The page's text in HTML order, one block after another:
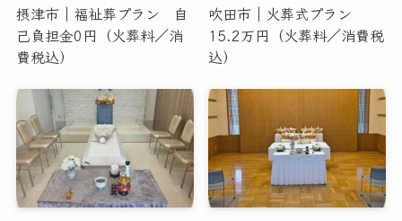
摂津市｜福祉葬プラン 自
己負担金0円（火葬料／消
費税込）
吹田市｜火葬式プラン
15.2万円（火葬料／消費税
込）